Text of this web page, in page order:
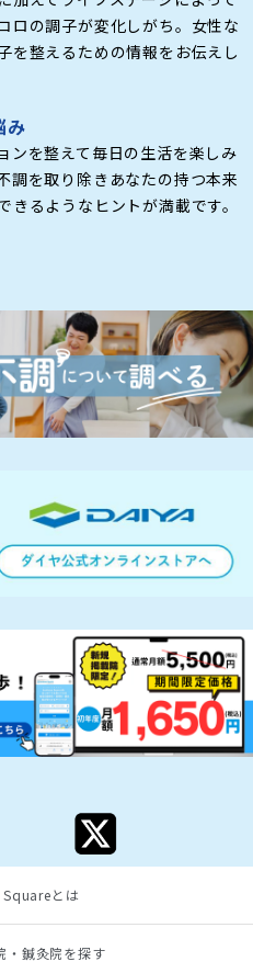
ロの調子が変化しがち。女性な
を整えるための情報をお伝えし
み
ンを整えて毎日の生活を楽しみ
調を取り除きあなたの持つ本来
きるようなヒントが満載です。
とは
・鍼灸院を探す